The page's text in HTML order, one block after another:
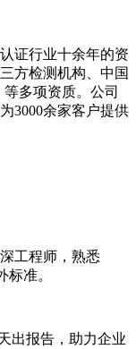
证行业十余年的资
方检测机构、中国
多项资质。公司
3000余家客户提供
工程师，熟悉
标准。
出报告，助力企业